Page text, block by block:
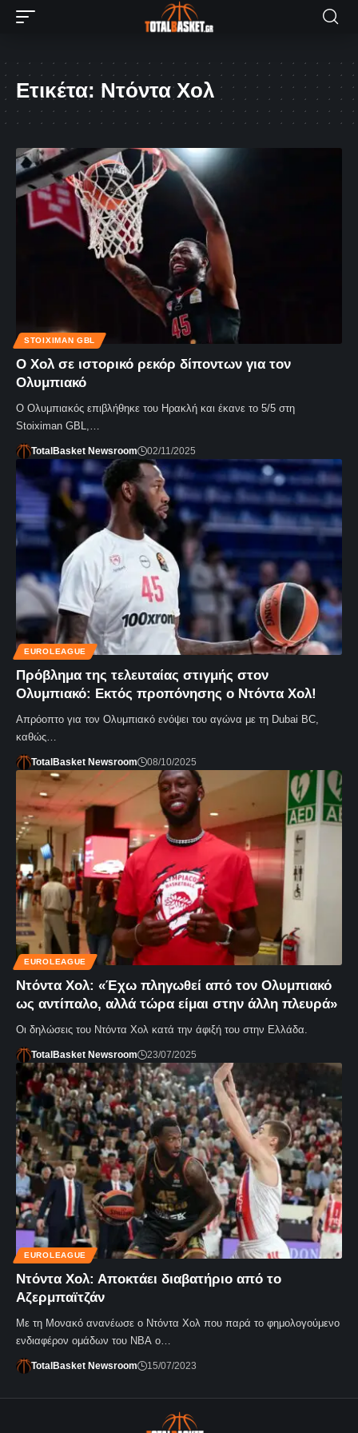
Ετικέτα: Ντόντα Χολ
STOIXIMAN GBL
Ο Χολ σε ιστορικό ρεκόρ δίποντων για τον
Ολυμπιακό
Ο Ολυμπιακός επιβλήθηκε του Ηρακλή και έκανε το 5/5 στη
Stoiximan GBL,…
TotalBasket Newsroom 02/11/2025
EUROLEAGUE
Πρόβλημα της τελευταίας στιγμής στον
Ολυμπιακό: Εκτός προπόνησης ο Ντόντα Χολ!
Απρόοπτο για τον Ολυμπιακό ενόψει του αγώνα με τη Dubai BC,
καθώς…
TotalBasket Newsroom 08/10/2025
EUROLEAGUE
Ντόντα Χολ: «Έχω πληγωθεί από τον Ολυμπιακό
ως αντίπαλο, αλλά τώρα είμαι στην άλλη πλευρά»
Οι δηλώσεις του Ντόντα Χολ κατά την άφιξή του στην Ελλάδα.
TotalBasket Newsroom 23/07/2025
EUROLEAGUE
Ντόντα Χολ: Αποκτάει διαβατήριο από το
Αζερμπαϊτζάν
Με τη Μονακό ανανέωσε ο Ντόντα Χολ που παρά το φημολογούμενο
ενδιαφέρον ομάδων του NBA ο…
TotalBasket Newsroom 15/07/2023